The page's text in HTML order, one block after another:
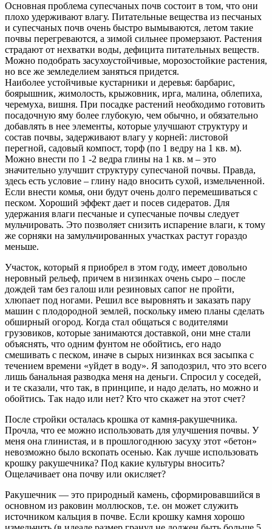
Основная проблема супесчаных почв состоит в том, что они
плохо удерживают влагу. Питательные вещества из песчаных
и супесчаных почв очень быстро вымываются, летом такие
почвы перегреваются, а зимой сильнее промерзают. Растения
страдают от нехватки воды, дефицита питательных веществ.
Можно подобрать засухоустойчивые, морозостойкие растения,
но все же земледелием заняться придется.
Наиболее устойчивые кустарники и деревья: барбарис,
боярышник, жимолость, крыжовник, ирга, малина, облепиха,
черемуха, вишня. При посадке растений необходимо готовить
посадочную яму более глубокую, чем обычно, и обязательно
добавлять в нее элементы, которые улучшают структуру и
состав почвы, задерживают влагу у корней: листовой
перегной, садовый компост, торф (по 1 ведру на 1 кв. м).
Можно внести по 1 -2 ведра глины на 1 кв. м – это
значительно улучшит структуру супесчаной почвы. Правда,
здесь есть условие – глину надо вносить сухой, измельченной.
Если внести комья, они будут очень долго перемешиваться с
песком. Хороший эффект дает и посев сидератов. Для
удержания влаги песчаные и супесчаные почвы следует
мульчировать. Это позволяет снизить испарение влаги, к тому
же сорняки на замульчированных участках растут гораздо
меньше.
Участок, который я приобрел в этом году, имеет довольно
неровный рельеф, причем в низинках очень сыро – после
дождей там без галош или резиновых сапог не пройти,
хлюпает под ногами. Решил все выровнять и заказать пару
машин с плодородной землей, поскольку имею планы сделать
обширный огород. Когда стал общаться с водителями
грузовиков, которые занимаются доставкой, они мне стали
объяснять, что одним фунтом не обойтись, его надо
смешивать с песком, иначе в сырых низинках вся засыпка с
течением времени «уйдет в воду». Я заподозрил, что это всего
лишь банальная разводка меня на деньги. Спросил у соседей,
и те сказали, что так, в принципе, и надо делать, но можно и
обойтись. Так надо или нет? Кто что скажет на этот счет?
После стройки осталась крошка от камня-ракушечника.
Прочла, что ее можно использовать для улучшения почвы. У
меня она глинистая, и в прошлогоднюю засуху этот «бетон»
невозможно было вскопать осенью. Как лучше использовать
крошку ракушечника? Под какие культуры вносить?
Ощелачивает она почву или окисляет?
Ракушечник — это природный камень, сформировавшийся в
основном из раковин моллюсков, т.е. он может служить
источником кальция в почве. Если крошку камня хорошо